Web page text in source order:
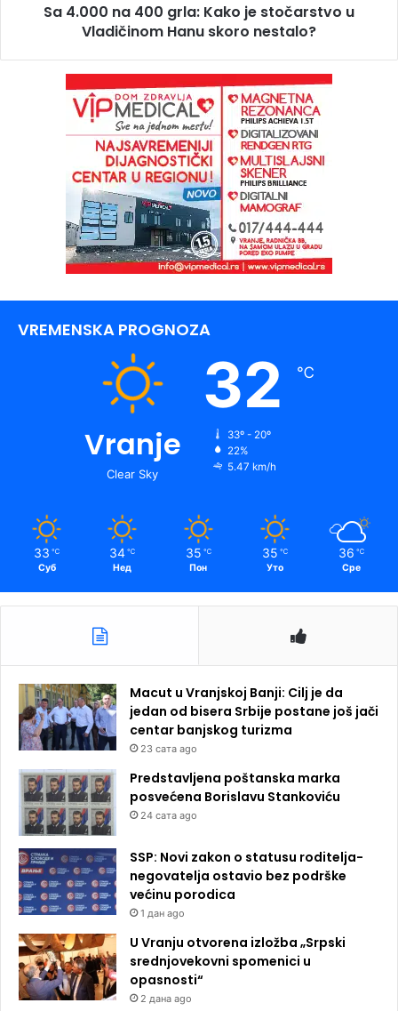
Sa 4.000 na 400 grla: Kako je stočarstvo u
Vladičinom Hanu skoro nestalo?
VREMENSKA PROGNOZA
Vranje
Clear Sky
32 ℃
33º - 20º
22%
5.47 km/h
33 ℃
Суб
34 ℃
Нед
35 ℃
Пон
35 ℃
Уто
36 ℃
Сре
Macut u Vranjskoj Banji: Cilj je da
jedan od bisera Srbije postane još jači
centar banjskog turizma
23 сата ago
Predstavljena poštanska marka
posvećena Borislavu Stankoviću
24 сата ago
SSP: Novi zakon o statusu roditelja-
negovatelja ostavio bez podrške
većinu porodica
1 дан ago
U Vranju otvorena izložba „Srpski
srednjovekovni spomenici u
opasnosti“
2 дана ago